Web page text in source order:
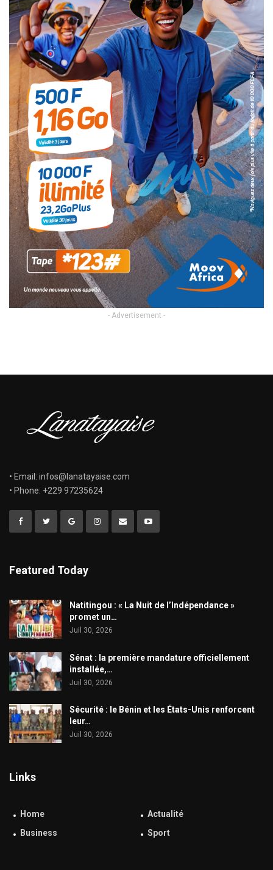
- Advertisement -
• Email: infos@lanatayaise.com
• Phone: +229 97235624
Featured Today
​Natitingou : « La Nuit de l’Indépendance »
promet un…
Juil 30, 2026
Sénat : la première mandature officiellement
installée,…
Juil 30, 2026
Sécurité : le Bénin et les États-Unis renforcent
leur…
Juil 30, 2026
Links
Home
Actualité
Business
Sport